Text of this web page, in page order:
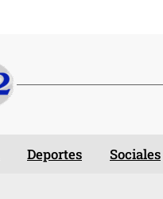
Deportes Sociales